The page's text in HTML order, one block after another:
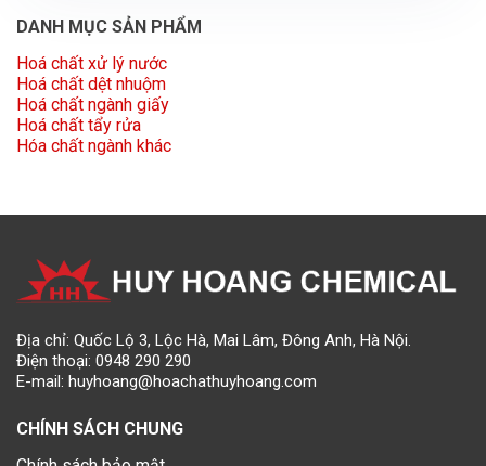
DANH MỤC SẢN PHẨM
Hoá chất xử lý nước
Hoá chất dệt nhuộm
Hoá chất ngành giấy
Hoá chất tẩy rửa
Hóa chất ngành khác
Địa chỉ: Quốc Lộ 3, Lộc Hà, Mai Lâm, Đông Anh, Hà Nội.
Điện thoại: 0948 290 290
E-mail: huyhoang@hoachathuyhoang.com
CHÍNH SÁCH CHUNG